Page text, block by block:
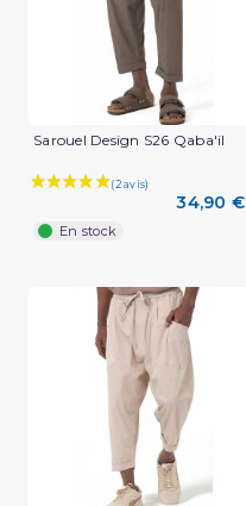
Sarouel Design S26 Qaba'il
34,90 €
En stock